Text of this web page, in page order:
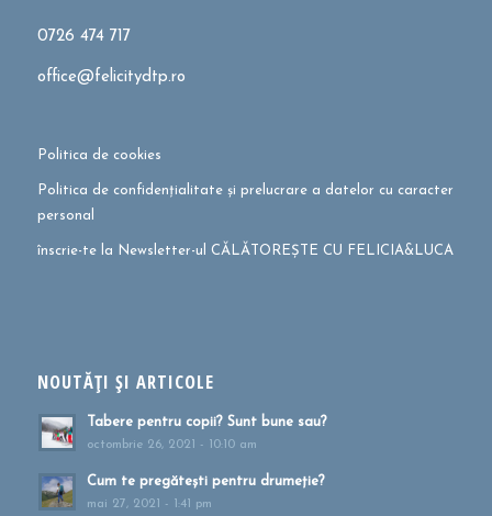
0726 474 717
office@felicitydtp.ro
Politica de cookies
Politica de confidențialitate și prelucrare a datelor cu caracter
personal
înscrie-te la Newsletter-ul CĂLĂTOREȘTE CU FELICIA&LUCA
NOUTĂȚI ȘI ARTICOLE
Tabere pentru copii? Sunt bune sau?
octombrie 26, 2021 - 10:10 am
Cum te pregătești pentru drumeție?
mai 27, 2021 - 1:41 pm